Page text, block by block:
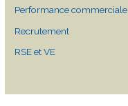
Performance commerciale
Recrutement
RSE et VE